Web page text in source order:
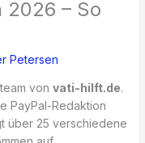
2026 – So
Petersen
von vati-hilft.de.
PayPal-Redaktion
über 25 verschiedene